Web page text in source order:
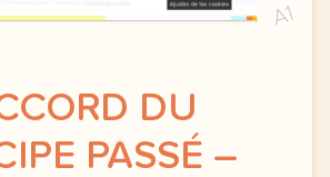
A1
DU
PASSÉ –